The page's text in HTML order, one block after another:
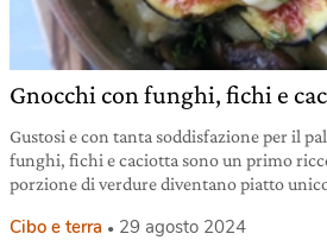
Gnocchi con funghi, fichi e
Gustosi e con tanta soddisfazione per il
funghi, fichi e caciotta sono un primo
porzione di verdure diventano piatto
Cibo e terra 29 agosto 2024